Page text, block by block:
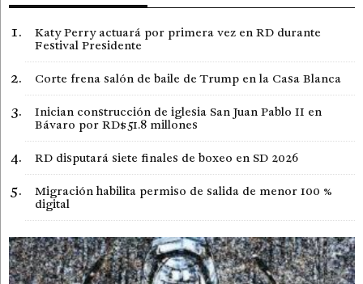
Katy Perry actuará por primera vez en RD durante
Festival Presidente
Corte frena salón de baile de Trump en la Casa Blanca
Inician construcción de iglesia San Juan Pablo II en
Bávaro por RD$51.8 millones
RD disputará siete finales de boxeo en SD 2026
Migración habilita permiso de salida de menor 100 %
digital